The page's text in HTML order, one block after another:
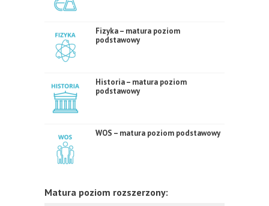
Fizyka – matura poziom
podstawowy
Historia – matura poziom
podstawowy
WOS – matura poziom podstawowy
Matura poziom rozszerzony: